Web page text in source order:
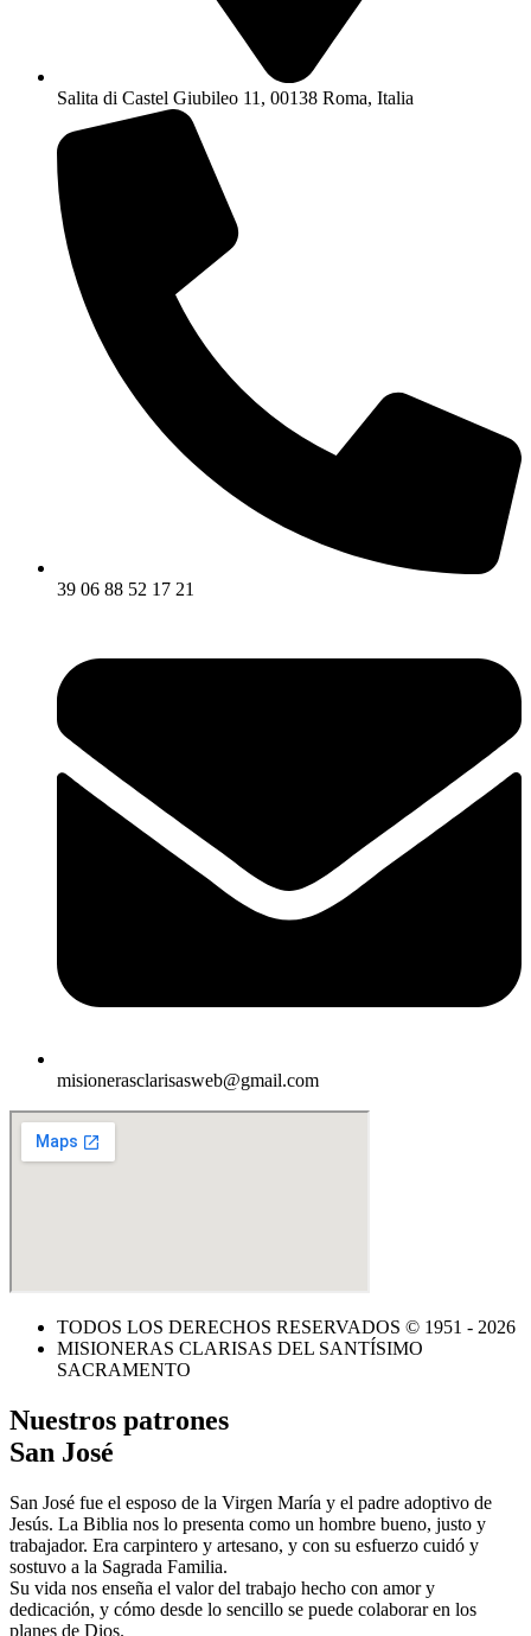
Salita di Castel Giubileo 11, 00138 Roma, Italia
39 06 88 52 17 21
misionerasclarisasweb@gmail.com
TODOS LOS DERECHOS RESERVADOS © 1951 - 2026
MISIONERAS CLARISAS DEL SANTÍSIMO
SACRAMENTO
Nuestros patrones
San José
San José fue el esposo de la Virgen María y el padre adoptivo de
Jesús. La Biblia nos lo presenta como un hombre bueno, justo y
trabajador. Era carpintero y artesano, y con su esfuerzo cuidó y
sostuvo a la Sagrada Familia.
Su vida nos enseña el valor del trabajo hecho con amor y
dedicación, y cómo desde lo sencillo se puede colaborar en los
planes de Dios.